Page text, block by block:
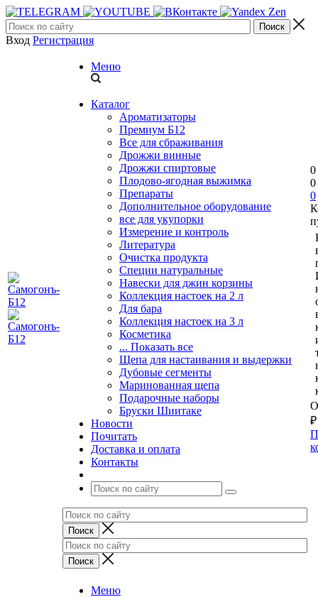
Вход Регистрация
Меню
Каталог
Ароматизаторы
Премиум Б12
Все для сбраживания
Дрожжи винные
Дрожжи спиртовые
Плодово-ягодная выжимка
Препараты
Дополнительное оборудование
все для укупорки
Измерение и контроль
Литература
Очистка продукта
Специи натуральные
Навески для джин корзины
Коллекция настоек на 2 л
Для бара
Коллекция настоек на 3 л
Косметика
... Показать все
Щепа для настаивания и выдержки
Дубовые сегменты
Маринованная щепа
Подарочные наборы
Бруски Шиитаке
Новости
Почитать
Доставка и оплата
Контакты
0
0
0
₽
Меню